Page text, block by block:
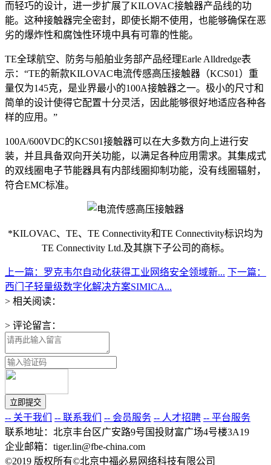
而轻巧的设计，进一步扩展了KILOVAC接触器产品线的功
能。这种接触器完全密封，即使长期不使用，也能够确保在恶
劣的爆炸性和腐蚀性环境中具有可靠的性能。
TE全球航空、防务与船舶业务部产品经理Earle Alldredge表
示：“TE的新款KILOVAC电流传感高压接触器（KCS01）重
量仅为145克，是业界最小的100A接触器之一。极小的尺寸和
简单的设计使得它配置十分灵活，因此能够很好地适应各种各
样的应用。”
100A/600VDC的KCS01接触器可以在大多数方向上进行安
装，并且具备双向开关功能，以满足各种应用需求。其集成式
的双线圈电子节能器具有内部线圈抑制功能，没有线圈辐射，
符合EMC标准。
*KILOVAC、TE、TE Connectivity和TE Connectivity标识均为
TE Connectivity Ltd.及其旗下子公司的商标。
上一篇：罗克韦尔自动化获得工业网络安全领域新... 下一篇：
西门子轻量级数字化解决方案SIMICA...
> 相关阅读：
> 评论留言：
-- 关于我们 -- 联系我们 -- 会员服务 -- 人才招聘 -- 平台服务
联系地址：北京丰台区广安路9号国投财富广场4号楼3A19
企业邮箱：tiger.lin@fbe-china.com
©2019 版权所有©北京中福必易网络科技有限公司